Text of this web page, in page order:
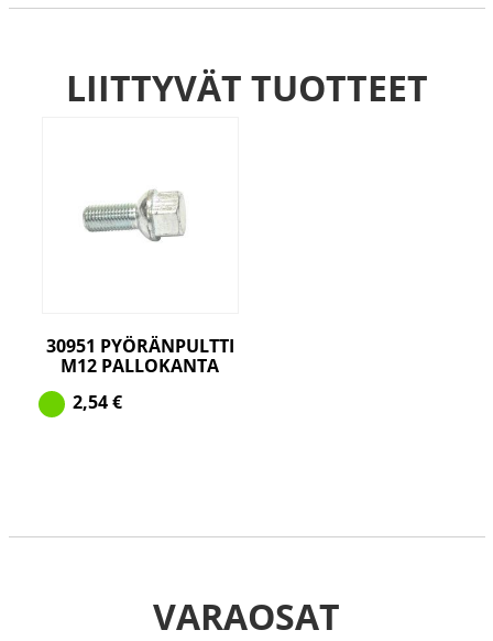
LIITTYVÄT TUOTTEET
30951 PYÖRÄNPULTTI
M12 PALLOKANTA
2,54€
VARAOSAT